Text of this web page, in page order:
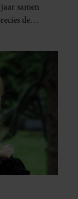
samen
de
de